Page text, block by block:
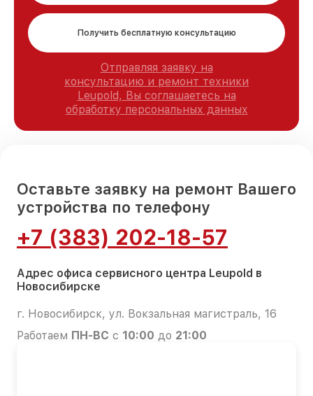
Получить бесплатную консультацию
Отправляя заявку на
консультацию и ремонт техники
Leupold, Вы соглашаетесь на
обработку персональных данных
Оставьте заявку на ремонт Вашего
устройства по телефону
+7 (383) 202-18-57
Адрес офиса сервисного центра Leupold в
Новосибирске
г. Новосибирск, ул. Вокзальная магистраль, 16
Работаем ПН-ВС с 10:00 до 21:00